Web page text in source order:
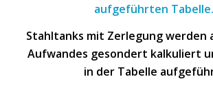
aufgeführten Tabelle.
Stahltanks mit Zerlegung werden
Aufwandes gesondert kalkuliert
in der Tabelle